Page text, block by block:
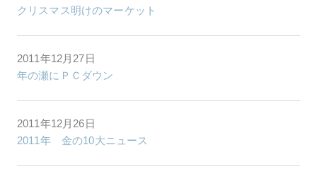
クリスマス明けのマーケット
2011年12月27日
年の瀬にＰＣダウン
2011年12月26日
2011年 金の10大ニュース